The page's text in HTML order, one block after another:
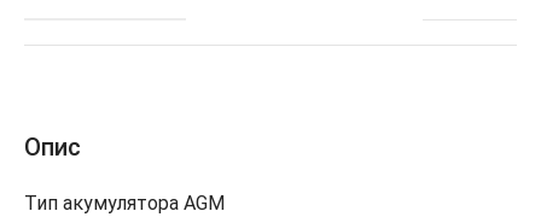
Опис
Тип акумулятора AGM